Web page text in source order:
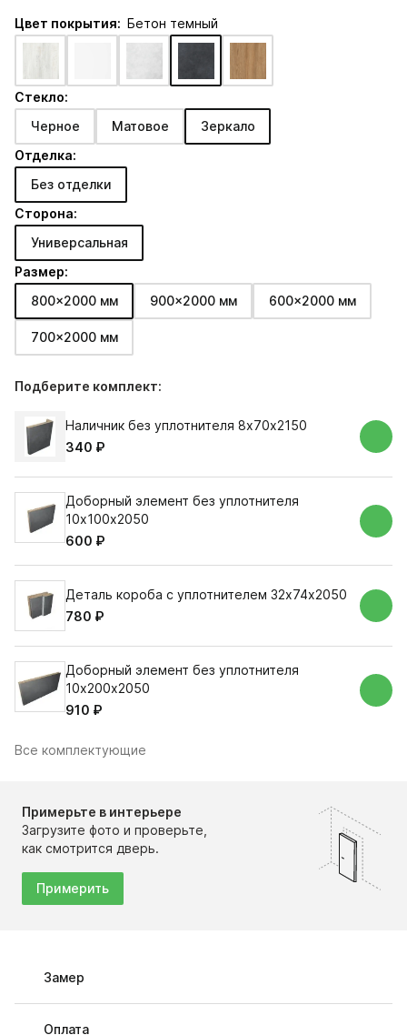
Цвет покрытия: Бетон темный
Стекло:
Черное
Матовое
Зеркало
Отделка:
Без отделки
Сторона:
Универсальная
Размер:
800x2000 мм
900x2000 мм 600x2000 мм
700x2000 мм
Подберите комплект:
Наличник без уплотнителя 8х70х2150
340 ₽
Доборный элемент без уплотнителя
10х100х2050
600 ₽
Деталь короба с уплотнителем 32х74х2050
780 ₽
Доборный элемент без уплотнителя
10х200х2050
910 ₽
Все комплектующие
Примерьте в интерьере
Загрузите фото и проверьте,
как смотрится дверь.
Примерить
Замер
Оплата